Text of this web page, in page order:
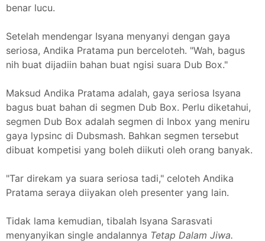
benar lucu.
Setelah mendengar Isyana menyanyi dengan gaya
seriosa, Andika Pratama pun berceloteh. "Wah, bagus
nih buat dijadiin bahan buat ngisi suara Dub Box."
Maksud Andika Pratama adalah, gaya seriosa Isyana
bagus buat bahan di segmen Dub Box. Perlu diketahui,
segmen Dub Box adalah segmen di Inbox yang meniru
gaya lypsinc di Dubsmash. Bahkan segmen tersebut
dibuat kompetisi yang boleh diikuti oleh orang banyak.
"Tar direkam ya suara seriosa tadi," celoteh Andika
Pratama seraya diiyakan oleh presenter yang lain.
Tidak lama kemudian, tibalah Isyana Sarasvati
menyanyikan single andalannya Tetap Dalam Jiwa.